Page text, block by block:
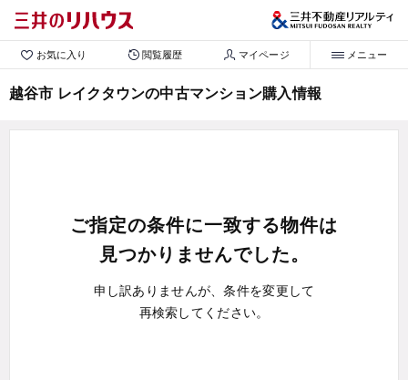
お気に入り 閲覧履歴 マイページ メニュー
越谷市 レイクタウンの中古マンション購入情報
ご指定の条件に一致する物件は
見つかりませんでした。
申し訳ありませんが、条件を変更して
再検索してください。